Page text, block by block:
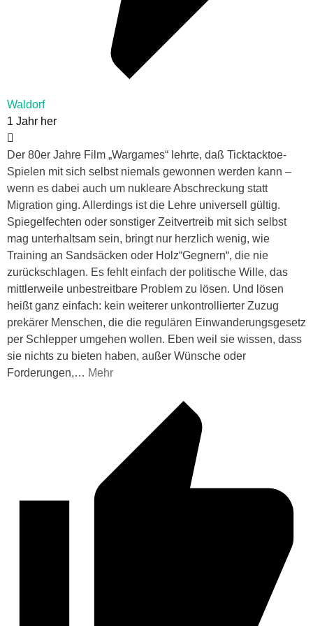
Waldorf
1 Jahr her
Der 80er Jahre Film „Wargames“ lehrte, daß Ticktacktoe-
Spielen mit sich selbst niemals gewonnen werden kann –
wenn es dabei auch um nukleare Abschreckung statt
Migration ging. Allerdings ist die Lehre universell gültig.
Spiegelfechten oder sonstiger Zeitvertreib mit sich selbst
mag unterhaltsam sein, bringt nur herzlich wenig, wie
Training an Sandsäcken oder Holz“Gegnern“, die nie
zurückschlagen. Es fehlt einfach der politische Wille, das
mittlerweile unbestreitbare Problem zu lösen. Und lösen
heißt ganz einfach: kein weiterer unkontrollierter Zuzug
prekärer Menschen, die die regulären Einwanderungsgesetz
per Schlepper umgehen wollen. Eben weil sie wissen, dass
sie nichts zu bieten haben, außer Wünsche oder
Forderungen,… Mehr